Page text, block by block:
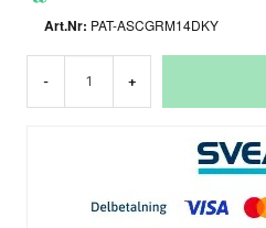
PAT-ASCGRM14DKY
- +